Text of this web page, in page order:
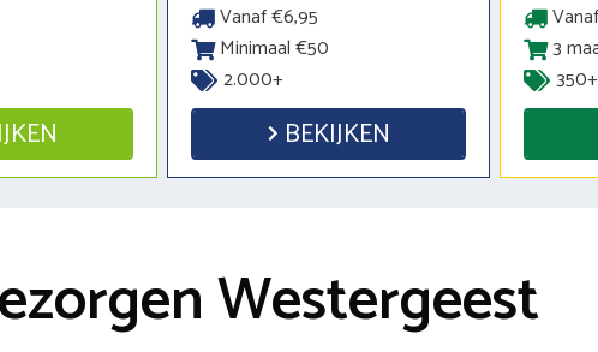
Vanaf €6,95
Minimaal €50
2.000+
BEKIJKEN
3
350+
Westergeest